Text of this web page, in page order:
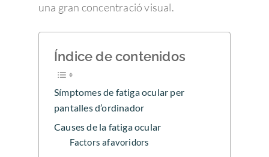
una gran concentració visual.
Índice de contenidos
Símptomes de fatiga ocular per
pantalles d’ordinador
Causes de la fatiga ocular
Factors afavoridors